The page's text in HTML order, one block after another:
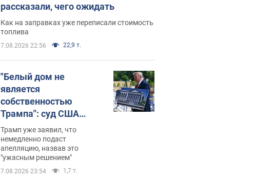
рассказали, чего ожидать
Как на заправках уже переписали стоимость
топлива
7.08.2026 22:56 22,9 т.
"Белый дом не
является
собственностью
Трампа": суд США
приостановил
строительство
бального зала
стоимостью 400 млн
долларов
Трамп уже заявил, что
немедленно подаст
апелляцию, назвав это
"ужасным решением"
7.08.2026 23:54 1,7 т.